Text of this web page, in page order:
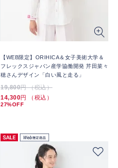
【WEB限定】ORIHICA＆女子美術大学＆
フレックスジャパン産学協働開発 芹田菜々
穂さんデザイン「白い風と走る」
19,800円 （税込）
14,300円 （税込）
27%OFF